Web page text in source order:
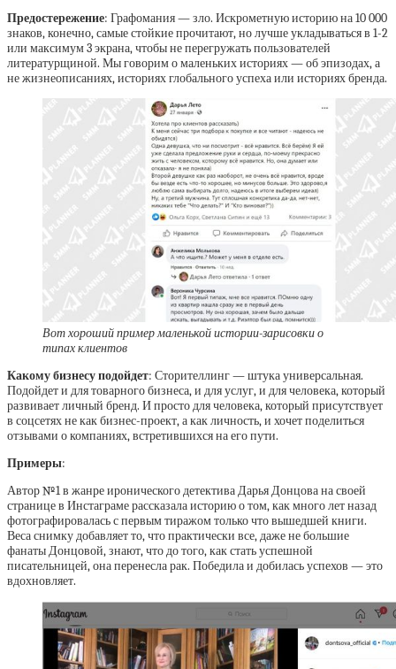
Предостережение: Графомания — зло. Искрометную историю на 10 000
знаков, конечно, самые стойкие прочитают, но лучше укладываться в 1-2
или максимум 3 экрана, чтобы не перегружать пользователей
литературщиной. Мы говорим о маленьких историях — об эпизодах, а
не жизнеописаниях, историях глобального успеха или историях бренда.
Вот хороший пример маленькой истории-зарисовки о
типах клиентов
Какому бизнесу подойдет: Сторителлинг — штука универсальная.
Подойдет и для товарного бизнеса, и для услуг, и для человека, который
развивает личный бренд. И просто для человека, который присутствует
в соцсетях не как бизнес-проект, а как личность, и хочет поделиться
отзывами о компаниях, встретившихся на его пути.
Примеры:
Автор №1 в жанре иронического детектива Дарья Донцова на своей
странице в Инстаграме рассказала историю о том, как много лет назад
фотографировалась с первым тиражом только что вышедшей книги.
Веса снимку добавляет то, что практически все, даже не большие
фанаты Донцовой, знают, что до того, как стать успешной
писательницей, она перенесла рак. Победила и добилась успехов — это
вдохновляет.